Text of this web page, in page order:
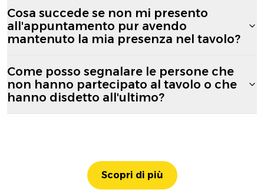
Cosa succede se non mi presento
all'appuntamento pur avendo
mantenuto la mia presenza nel tavolo?
Come posso segnalare le persone che
non hanno partecipato al tavolo o che
hanno disdetto all'ultimo?
Scopri di più